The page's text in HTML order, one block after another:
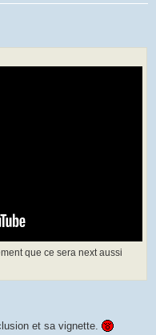
que ce sera next aussi
et sa vignette.